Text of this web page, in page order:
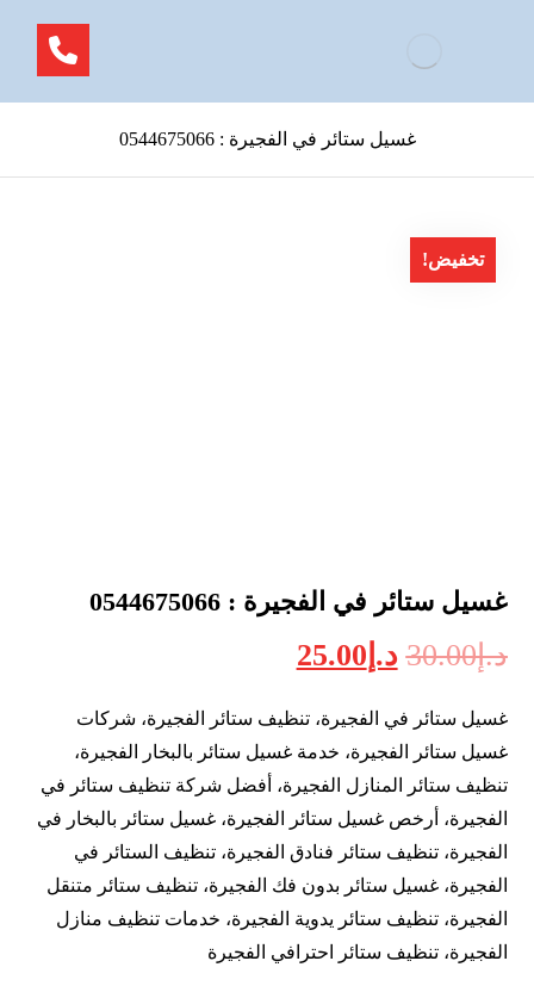
غسيل ستائر في الفجيرة : 0544675066
تخفيض!
غسيل ستائر في الفجيرة : 0544675066
د.إ30.00 د.إ 25.00
غسيل ستائر في الفجيرة، تنظيف ستائر الفجيرة، شركات
غسيل ستائر الفجيرة، خدمة غسيل ستائر بالبخار الفجيرة،
تنظيف ستائر المنازل الفجيرة، أفضل شركة تنظيف ستائر في
الفجيرة، أرخص غسيل ستائر الفجيرة، غسيل ستائر بالبخار في
الفجيرة، تنظيف ستائر فنادق الفجيرة، تنظيف الستائر في
الفجيرة، غسيل ستائر بدون فك الفجيرة، تنظيف ستائر متنقل
الفجيرة، تنظيف ستائر يدوية الفجيرة، خدمات تنظيف منازل
الفجيرة، تنظيف ستائر احترافي الفجيرة